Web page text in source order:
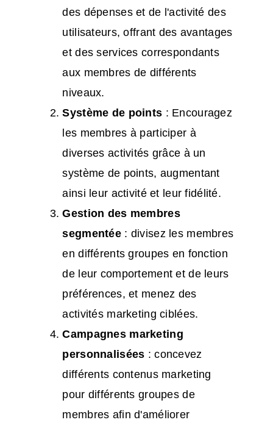
des dépenses et de l'activité des
utilisateurs, offrant des avantages
et des services correspondants
aux membres de différents
niveaux.
Système de points : Encouragez
les membres à participer à
diverses activités grâce à un
système de points, augmentant
ainsi leur activité et leur fidélité.
Gestion des membres
segmentée : divisez les membres
en différents groupes en fonction
de leur comportement et de leurs
préférences, et menez des
activités marketing ciblées.
Campagnes marketing
personnalisées : concevez
différents contenus marketing
pour différents groupes de
membres afin d'améliorer